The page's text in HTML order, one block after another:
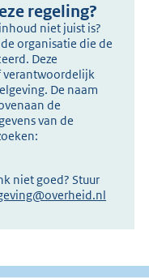
regeling?
niet juist is?
organisatie die de
Deze
verantwoordelijk
De naam
de
van de
niet goed? Stuur